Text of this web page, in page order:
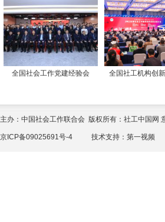
全国社会工作党建经验会 全国社工机构创
主办：中国社会工作联合会 版权所有：社工中国
京ICP备09025691号-4 技术支持： 第一视频